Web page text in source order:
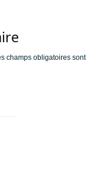
champs obligatoires sont